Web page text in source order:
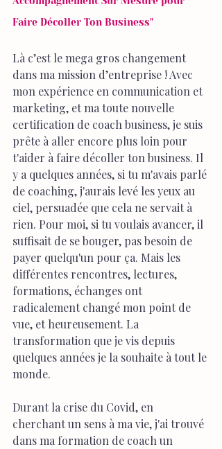
Faire Décoller Ton Business"
Là c’est le mega gros changement
dans ma mission d’entreprise ! Avec
mon expérience en communication et
marketing, et ma toute nouvelle
certification de coach business, je suis
prête à aller encore plus loin pour
t'aider à faire décoller ton business. Il
y a quelques années, si tu m'avais parlé
de coaching, j'aurais levé les yeux au
ciel, persuadée que cela ne servait à
rien. Pour moi, si tu voulais avancer, il
suffisait de se bouger, pas besoin de
payer quelqu'un pour ça. Mais les
différentes rencontres, lectures,
formations, échanges ont
radicalement changé mon point de
vue, et heureusement. La
transformation que je vis depuis
quelques années je la souhaite à tout le
monde.
Durant la crise du Covid, en
cherchant un sens à ma vie, j'ai trouvé
dans ma formation de coach un